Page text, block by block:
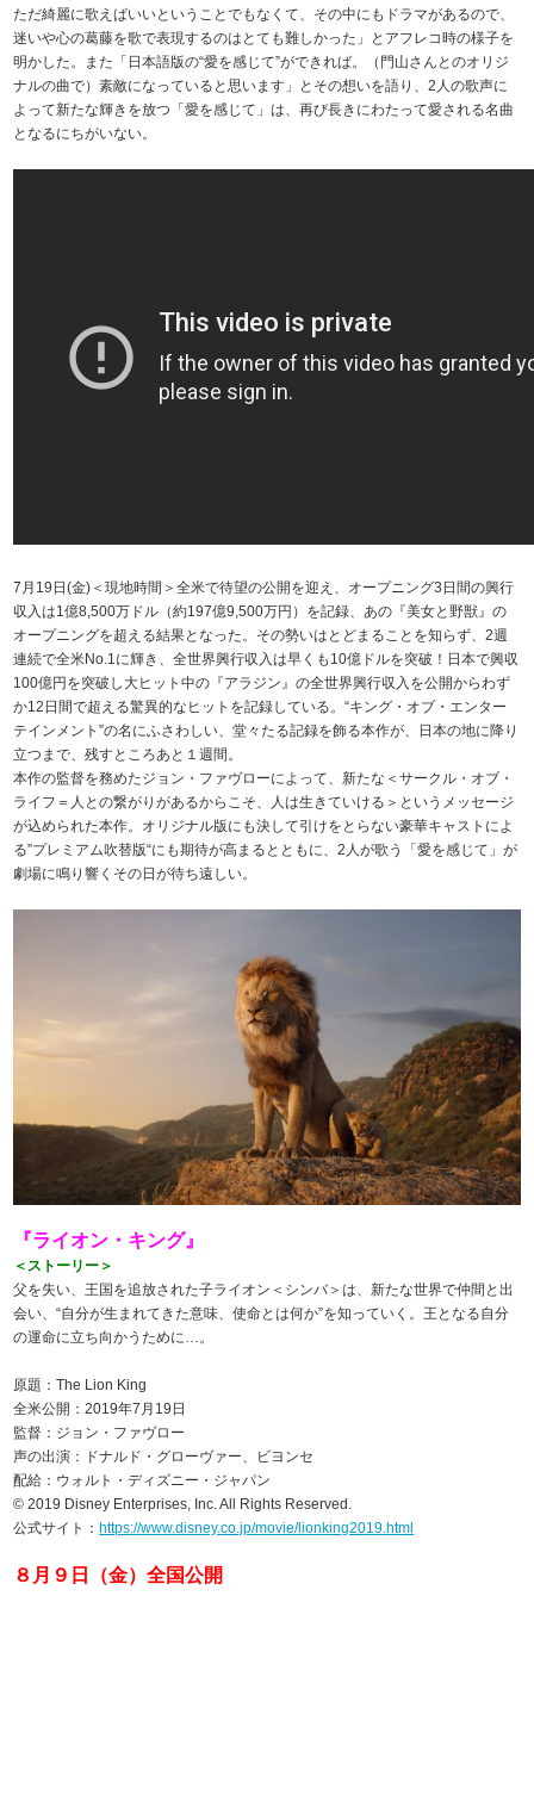
ただ綺麗に歌えばいいということでもなくて、その中にもドラマがあるので、
迷いや心の葛藤を歌で表現するのはとても難しかった」とアフレコ時の様子を
明かした。また「日本語版の“愛を感じて”ができれば。（門山さんとのオリジ
ナルの曲で）素敵になっていると思います」とその想いを語り、2人の歌声に
よって新たな輝きを放つ「愛を感じて」は、再び長きにわたって愛される名曲
となるにちがいない。
7月19日(金)＜現地時間＞全米で待望の公開を迎え、オープニング3日間の興行
収入は1億8,500万ドル（約197億9,500万円）を記録、あの『美女と野獣』の
オープニングを超える結果となった。その勢いはとどまることを知らず、2週
連続で全米No.1に輝き、全世界興行収入は早くも10億ドルを突破！日本で興収
100億円を突破し大ヒット中の『アラジン』の全世界興行収入を公開からわず
か12日間で超える驚異的なヒットを記録している。“キング・オブ・エンター
テインメント”の名にふさわしい、堂々たる記録を飾る本作が、日本の地に降り
立つまで、残すところあと１週間。
本作の監督を務めたジョン・ファヴローによって、新たな＜サークル・オブ・
ライフ＝人との繋がりがあるからこそ、人は生きていける＞というメッセージ
が込められた本作。オリジナル版にも決して引けをとらない豪華キャストによ
る”プレミアム吹替版“にも期待が高まるとともに、2人が歌う「愛を感じて」が
劇場に鳴り響くその日が待ち遠しい。
『ライオン・キング』
＜ストーリー＞
父を失い、王国を追放された子ライオン＜シンバ＞は、新たな世界で仲間と出
会い、“自分が生まれてきた意味、使命とは何か”を知っていく。王となる自分
の運命に立ち向かうために…。
原題：The Lion King
全米公開：2019年7月19日
監督：ジョン・ファヴロー
声の出演：ドナルド・グローヴァー、ビヨンセ
配給：ウォルト・ディズニー・ジャパン
© 2019 Disney Enterprises, Inc. All Rights Reserved.
公式サイト： https://www.disney.co.jp/movie/lionking2019.html
８月９日（金）全国公開